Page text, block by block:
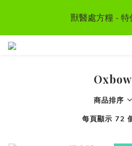
首次惠顧送$50 購物金  * (第二
他優惠同時使
獸醫處方糧 - 特
首次惠顧送$50 購物金  * (第二
他優惠同時使
Oxbow
商品排序
每頁顯示 72